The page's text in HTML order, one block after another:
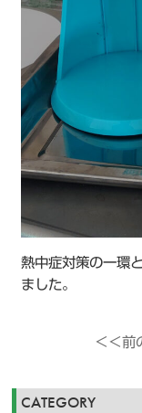
熱中症対策の一環
ました。
＜＜前
CATEGORY